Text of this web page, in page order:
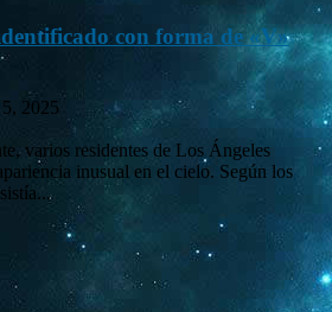
con forma de «V»
2025
varios residentes de Los Ángeles
inusual en el cielo. Según los